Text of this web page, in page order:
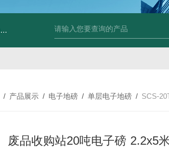
/ 产品展示 / 电子地磅 /单层电子地磅 / SCS-20T废品收购站20吨
废品收购站20吨电子磅 2.2x5